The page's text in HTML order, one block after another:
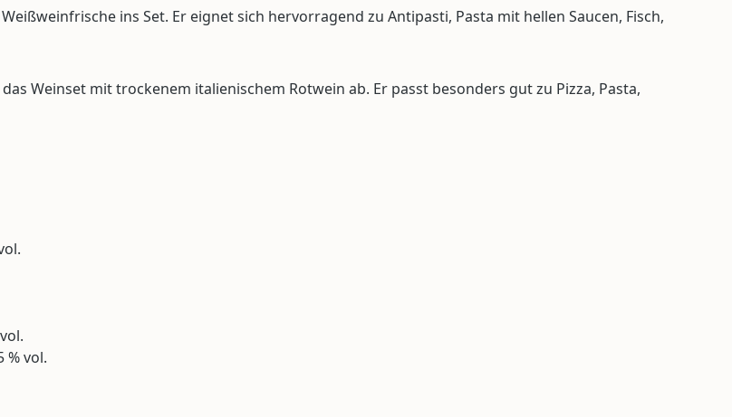
ins Set. Er eignet sich hervorragend zu Antipasti, Pasta mit hellen Saucen, Fisch,
Weinset mit trockenem italienischem Rotwein ab. Er passt besonders gut zu Pizza, Pasta,
% vol.